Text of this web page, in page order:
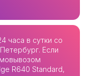
часа в сутки со
Если
R640 Standard,